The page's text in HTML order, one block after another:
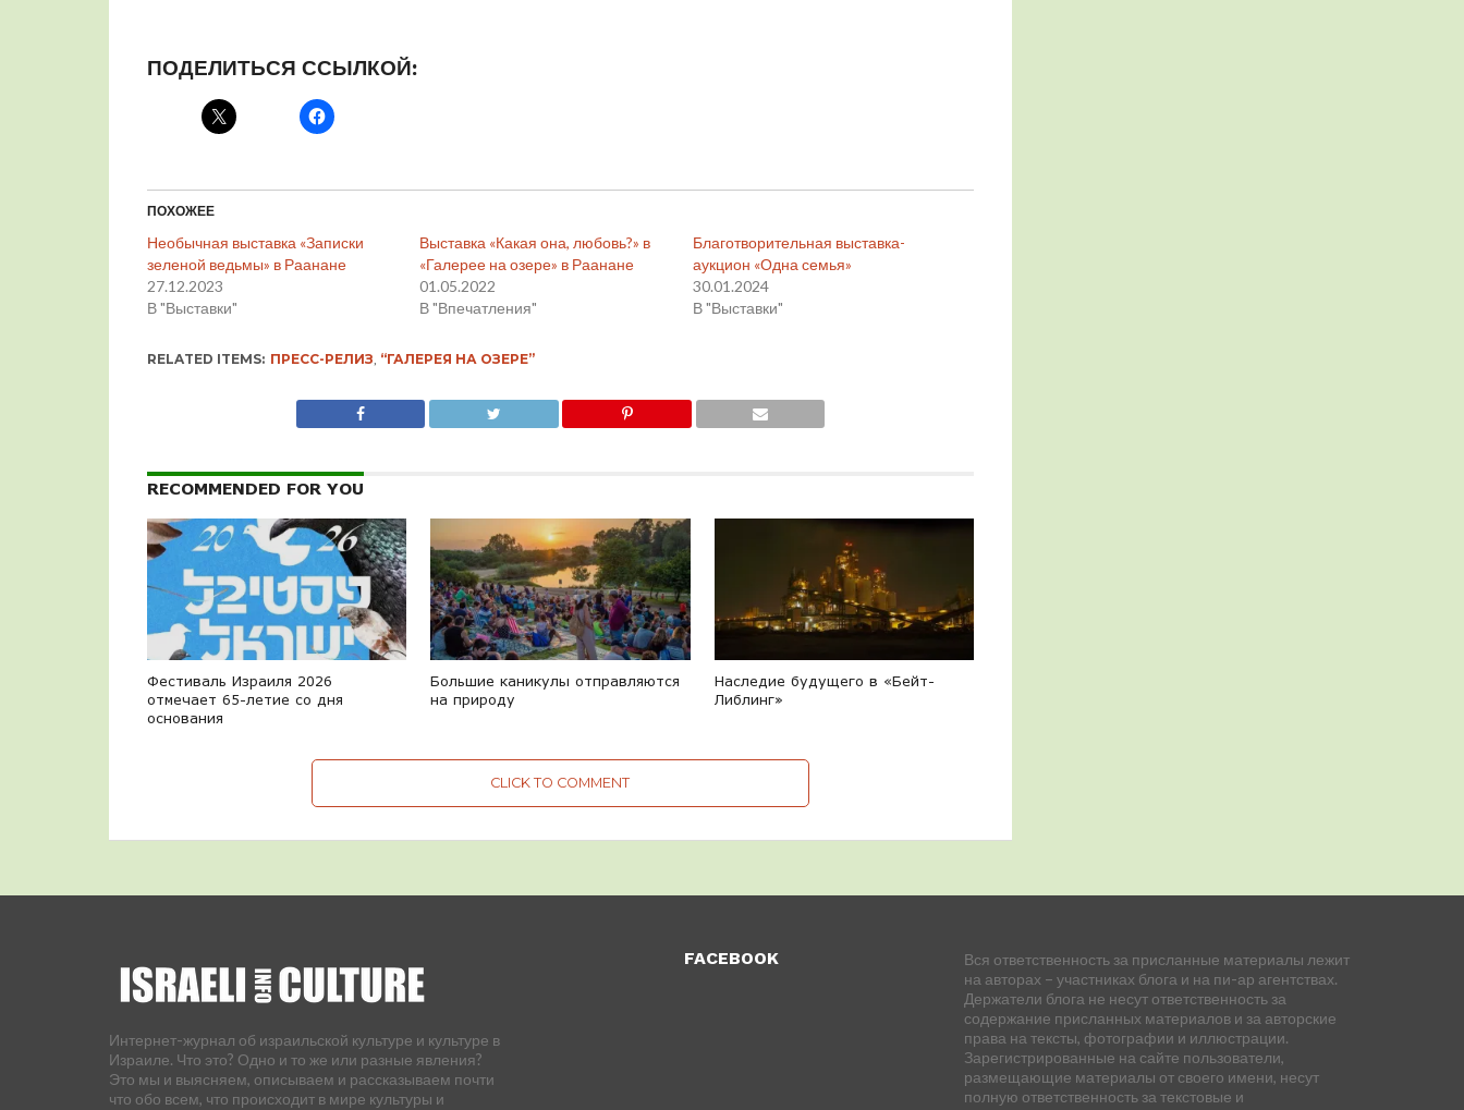
ПОДЕЛИТЬСЯ ССЫЛКОЙ:
ПОХОЖЕЕ
Необычная выставка «Записки
зеленой ведьмы» в Раанане
27.12.2023
В "Выставки"
Выставка «Какая она, любовь?» в
«Галерее на озере» в Раанане
01.05.2022
В "Впечатления"
Благотворительная выставка-
аукцион «Одна семья»
30.01.2024
В "Выставки"
RELATED ITEMS: ПРЕСС-РЕЛИЗ, “ГАЛЕРЕЯ НА ОЗЕРЕ”
RECOMMENDED FOR YOU
Фестиваль Израиля 2026
отмечает 65-летие со дня
основания
Большие каникулы отправляются
на природу
Наследие будущего в «Бейт-
Либлинг»
CLICK TO COMMENT
Интернет-журнал об израильской культуре и культуре в
Израиле. Что это? Одно и то же или разные явления?
Это мы и выясняем, описываем и рассказываем почти
что обо всем, что происходит в мире культуры и
FACEBOOK
Вся ответственность за присланные материалы лежит
на авторах – участниках блога и на пи-ар агентствах.
Держатели блога не несут ответственность за
содержание присланных материалов и за авторские
права на тексты, фотографии и иллюстрации.
Зарегистрированные на сайте пользователи,
размещающие материалы от своего имени, несут
полную ответственность за текстовые и